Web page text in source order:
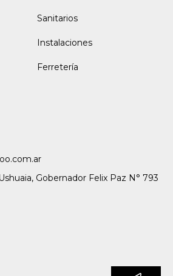
Sanitarios
Instalaciones
Ferretería
Gobernador Felix Paz N° 793